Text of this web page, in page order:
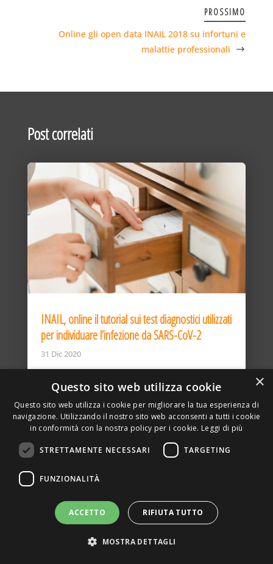
PROSSIMO
Online gli open data INAIL 2018 su infortuni e
malattie professionali
Post correlati
INAIL, online il tutorial sui test diagnostici utilizzati
per individuare l’infezione da SARS-CoV-2
31 Dic 2020
DELLA TORRE, 15 – 20127 – MILANO – P. IVA
SITO REALIZZATO DA GRAFICAEFOTO WEB AGENCY –
PARTNER SINTEL
×
Questo sito web utilizza cookie
Questo sito web utilizza i cookie per migliorare la tua esperienza di
navigazione. Utilizzando il nostro sito web acconsenti a tutti i cookie
in conformità con la nostra policy per i cookie. Leggi di più
STRETTAMENTE NECESSARI TARGETING
FUNZIONALITÀ
ACCETTO RIFIUTA TUTTO
MOSTRA DETTAGLI